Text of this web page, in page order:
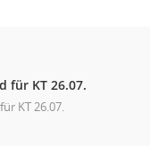
für KT 26.07.
für KT 26.07.